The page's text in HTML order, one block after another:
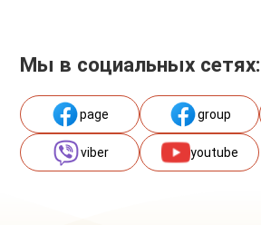
Мы в социальных сетях:
page group
viber youtube